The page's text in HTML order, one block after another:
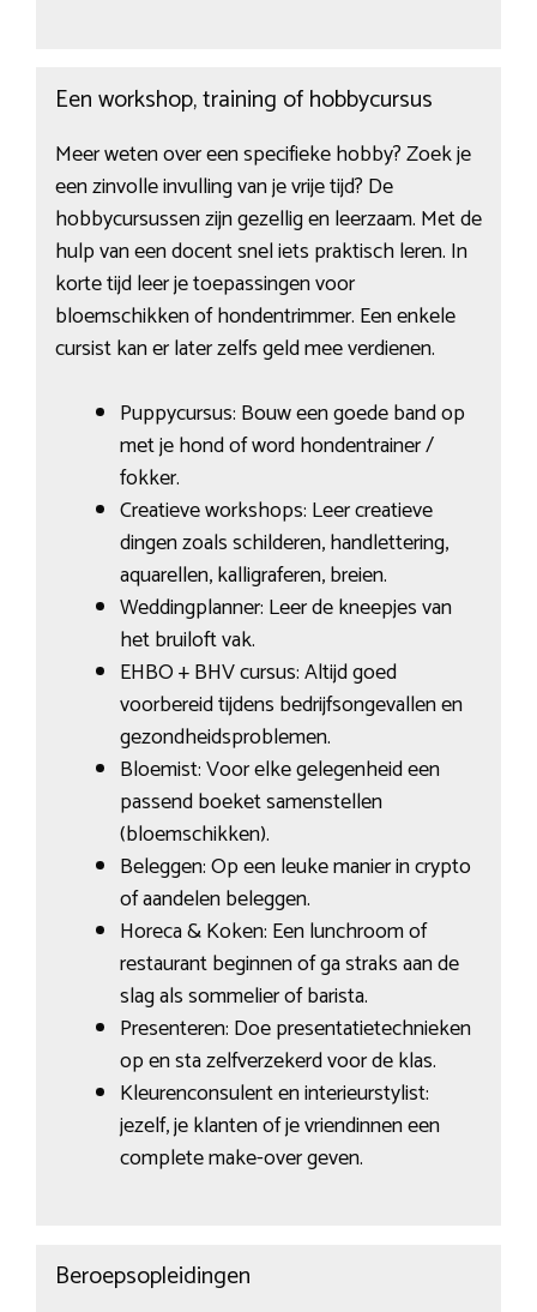
Een workshop, training of hobbycursus
Meer weten over een specifieke hobby? Zoek je
een zinvolle invulling van je vrije tijd? De
hobbycursussen zijn gezellig en leerzaam. Met de
hulp van een docent snel iets praktisch leren. In
korte tijd leer je toepassingen voor
bloemschikken of hondentrimmer. Een enkele
cursist kan er later zelfs geld mee verdienen.
Puppycursus: Bouw een goede band op
met je hond of word hondentrainer /
fokker.
Creatieve workshops: Leer creatieve
dingen zoals schilderen, handlettering,
aquarellen, kalligraferen, breien.
Weddingplanner: Leer de kneepjes van
het bruiloft vak.
EHBO + BHV cursus: Altijd goed
voorbereid tijdens bedrijfsongevallen en
gezondheidsproblemen.
Bloemist: Voor elke gelegenheid een
passend boeket samenstellen
(bloemschikken).
Beleggen: Op een leuke manier in crypto
of aandelen beleggen.
Horeca & Koken: Een lunchroom of
restaurant beginnen of ga straks aan de
slag als sommelier of barista.
Presenteren: Doe presentatietechnieken
op en sta zelfverzekerd voor de klas.
Kleurenconsulent en interieurstylist:
jezelf, je klanten of je vriendinnen een
complete make-over geven.
Beroepsopleidingen